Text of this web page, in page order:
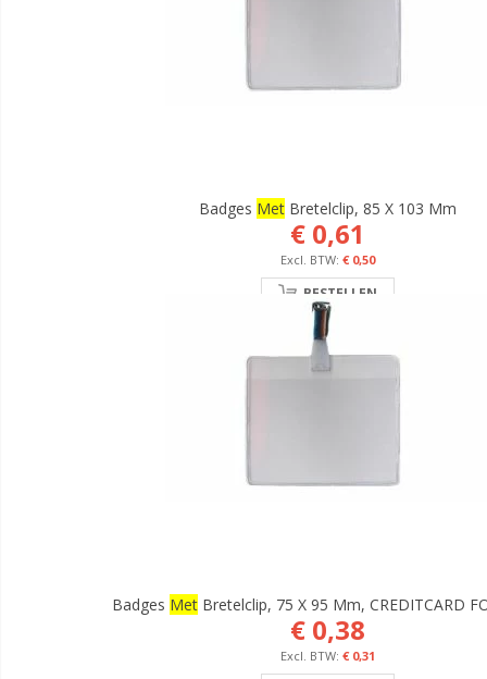
Badges Met Bretelclip, 85 X 103 Mm
€ 0,61
€ 0,50
BESTELLEN
Badges Met Bretelclip, 75 X 95 Mm, CREDITCARD
€ 0,38
€ 0,31